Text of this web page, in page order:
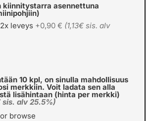
kiinnitystarra asennettuna
leveys +0,90 € (1,13€ sis. alv
10 kpl, on sinulla mahdollisuus
merkkiin. Voit ladata sen alla
lisähintaan (hinta per merkki)
sis. alv 25.5%)
browse